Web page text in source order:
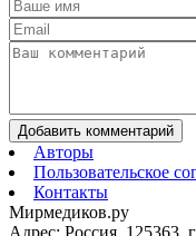
Добавить комментарий
Авторы
Пользовательское
Контакты
Мирмедиков.ру
Адрес: Россия, 125363,